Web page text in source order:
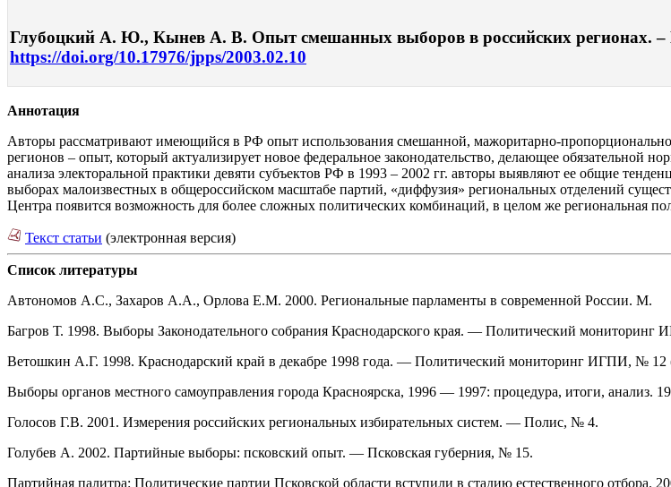
Глубоцкий А. Ю., Кынев А. В. Опыт смешанных выборов в российских регионах. –
https://doi.org/10.17976/jpps/2003.02.10
Аннотация
Авторы рассматривают имеющийся в РФ опыт использования смешанной, мажоритарно-
регионов – опыт, который актуализирует новое федеральное законодательство, делающее обязательной
анализа электоральной практики девяти субъектов РФ в 1993 – 2002 гг. авторы выявляют ее общие
выборах малоизвестных в общероссийском масштабе партий, «диффузия» региональных отделений
Центра появится возможность для более сложных политических комбинаций, в целом же региональная
Текст статьи (электронная версия)
Список литературы
Автономов А.С., Захаров А.А., Орлова Е.М. 2000. Региональные парламенты в современной России. М.
Багров Т. 1998. Выборы Законодательного собрания Краснодарского края. — Политический
Ветошкин А.Г. 1998. Краснодарский край в декабре 1998 года. — Политический мониторинг ИГПИ, № 12
Выборы органов местного самоуправления города Красноярска, 1996 — 1997: процедура, итоги, анализ.
Голосов Г.В. 2001. Измерения российских региональных избирательных систем. — Полис, № 4.
Голубев А. 2002. Партийные выборы: псковский опыт. — Псковская губерния, № 15.
Партийная палитра: Политические партии Псковской области вступили в стадию естественного отбора.